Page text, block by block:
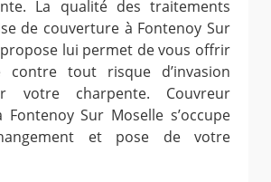
La qualité des traitements
de couverture à Fontenoy Sur
lui permet de vous offrir
contre tout risque d’invasion
votre charpente. Couvreur
Sur Moselle s’occupe
et pose de votre